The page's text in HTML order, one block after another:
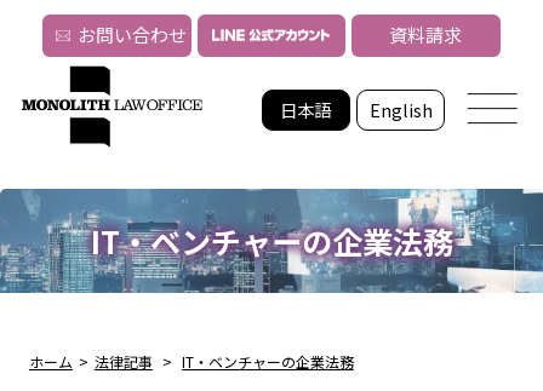
日本語 English
お問い合わせ 資料請求
IT・ベンチャーの企業法務
ホーム > 法律記事 > IT・ベンチャーの企業法務